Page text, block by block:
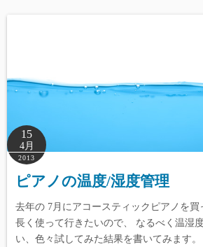
15
4月
2013
ピアノの温度/湿度管理
去年の 7月にアコースティックピアノを買
長く使って行きたいので、 なるべく温湿
い、色々試してみた結果を書いてみます